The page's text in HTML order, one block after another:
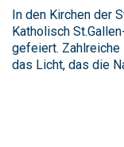
In den Kirchen der
Katholisch
gefeiert. Zahlreiche
das Licht, das die